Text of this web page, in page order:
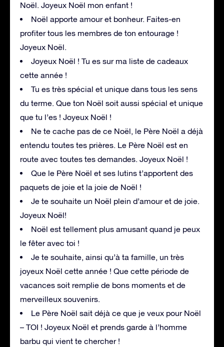
Noël. Joyeux Noël mon enfant !
Noël apporte amour et bonheur. Faites-en
profiter tous les membres de ton entourage !
Joyeux Noël.
Joyeux Noël ! Tu es sur ma liste de cadeaux
cette année !
Tu es très spécial et unique dans tous les sens
du terme. Que ton Noël soit aussi spécial et unique
que tu l’es ! Joyeux Noël !
Ne te cache pas de ce Noël, le Père Noël a déjà
entendu toutes tes prières. Le Père Noël est en
route avec toutes tes demandes. Joyeux Noël !
Que le Père Noël et ses lutins t’apportent des
paquets de joie et la joie de Noël !
Je te souhaite un Noël plein d’amour et de joie.
Joyeux Noël!
Noël est tellement plus amusant quand je peux
le fêter avec toi !
Je te souhaite, ainsi qu’à ta famille, un très
joyeux Noël cette année ! Que cette période de
vacances soit remplie de bons moments et de
merveilleux souvenirs.
Le Père Noël sait déjà ce que je veux pour Noël
– TOI ! Joyeux Noël et prends garde à l’homme
barbu qui vient te chercher !